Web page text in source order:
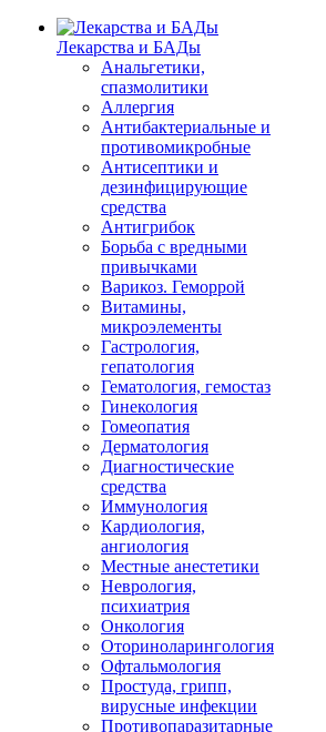
Лекарства и БАДы
Анальгетики,
спазмолитики
Аллергия
Антибактериальные и
противомикробные
Антисептики и
дезинфицирующие
средства
Антигрибок
Борьба с вредными
привычками
Варикоз. Геморрой
Витамины,
микроэлементы
Гастрология,
гепатология
Гематология, гемостаз
Гинекология
Гомеопатия
Дерматология
Диагностические
средства
Иммунология
Кардиология,
ангиология
Местные анестетики
Неврология,
психиатрия
Онкология
Оториноларингология
Офтальмология
Простуда, грипп,
вирусные инфекции
Противопаразитарные